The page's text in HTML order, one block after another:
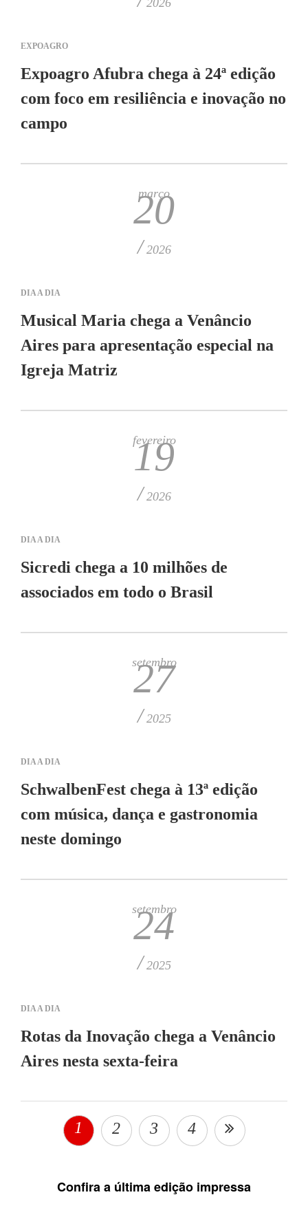
2026
EXPOAGRO
Expoagro Afubra chega à 24ª edição
com foco em resiliência e inovação no
campo
março
20
/ 2026
DIA A DIA
Musical Maria chega a Venâncio
Aires para apresentação especial na
Igreja Matriz
fevereiro
19
/ 2026
DIA A DIA
Sicredi chega a 10 milhões de
associados em todo o Brasil
setembro
27
/ 2025
DIA A DIA
SchwalbenFest chega à 13ª edição
com música, dança e gastronomia
neste domingo
setembro
24
/ 2025
DIA A DIA
Rotas da Inovação chega a Venâncio
Aires nesta sexta-feira
1 2 3 4
Confira a última edição impressa